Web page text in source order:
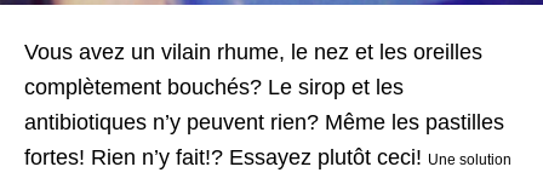
Vous avez un vilain rhume, le nez et les oreilles
complètement bouchés? Le sirop et les
antibiotiques n’y peuvent rien? Même les pastilles
fortes! Rien n’y fait!? Essayez plutôt ceci! Une solution